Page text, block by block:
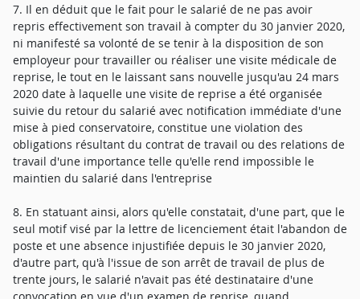
7. Il en déduit que le fait pour le salarié de ne pas avoir
repris effectivement son travail à compter du 30 janvier 2020,
ni manifesté sa volonté de se tenir à la disposition de son
employeur pour travailler ou réaliser une visite médicale de
reprise, le tout en le laissant sans nouvelle jusqu'au 24 mars
2020 date à laquelle une visite de reprise a été organisée
suivie du retour du salarié avec notification immédiate d'une
mise à pied conservatoire, constitue une violation des
obligations résultant du contrat de travail ou des relations de
travail d'une importance telle qu'elle rend impossible le
maintien du salarié dans l'entreprise
8. En statuant ainsi, alors qu'elle constatait, d'une part, que le
seul motif visé par la lettre de licenciement était l'abandon de
poste et une absence injustifiée depuis le 30 janvier 2020,
d'autre part, qu'à l'issue de son arrêt de travail de plus de
trente jours, le salarié n'avait pas été destinataire d'une